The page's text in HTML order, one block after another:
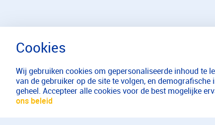
Wij gebruiken cookies om gepersonaliseerde inhoud te
van de gebruiker op de site te volgen, en
geheel. Accepteer alle cookies voor de best mogelijke
ons beleid